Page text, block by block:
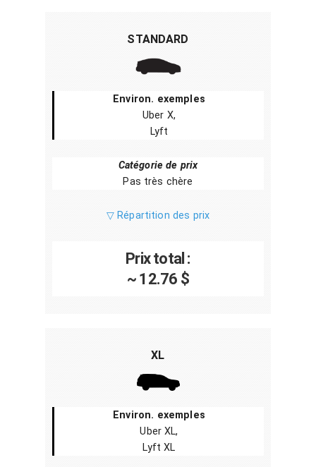
STANDARD
Environ. exemples
Uber X,
Lyft
Catégorie de prix
Pas très chère
▽ Répartition des prix
Prix total :
~ 12.76 $
XL
Environ. exemples
Uber XL,
Lyft XL